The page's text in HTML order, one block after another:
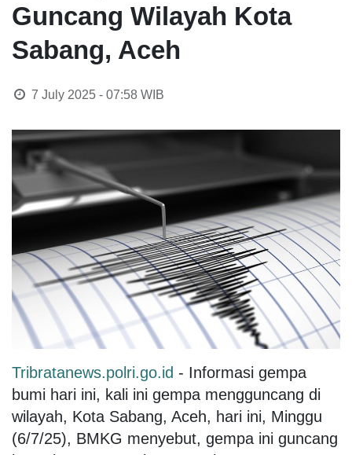
Guncang Wilayah Kota
Sabang, Aceh
7 July 2025 - 07:58WIB
Tribratanews.polri.go.id - Informasi gempa
bumi hari ini, kali ini gempa mengguncang di
wilayah, Kota Sabang, Aceh, hari ini, Minggu
(6/7/25), BMKG menyebut, gempa ini guncang